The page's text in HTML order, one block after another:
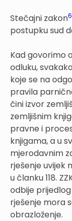
Stečajni zakon6
postupku sud
Kad govorimo
odluku,
koje se na
pravila
čini izvor
zemljišnim
pravne i
knjigama, a u
mjerodavnim
rješenje uvijek
u članku 118.
odbije
rješenje mora
obrazloženje.